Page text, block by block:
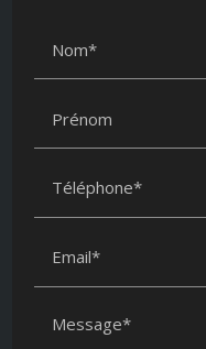
Nom*
Prénom
Téléphone*
Email*
Message*